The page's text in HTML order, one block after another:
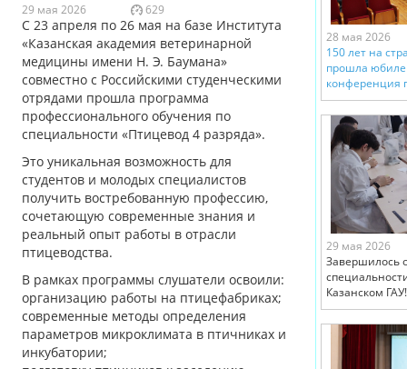
29 мая 2026 629
С 23 апреля по 26 мая на базе Института
«Казанская академия ветеринарной
медицины имени Н. Э. Баумана»
совместно с Российскими студенческими
отрядами прошла программа
профессионального обучения по
специальности «Птицевод 4 разряда».
Это уникальная возможность для
студентов и молодых специалистов
получить востребованную профессию,
сочетающую современные знания и
реальный опыт работы в отрасли
птицеводства.
В рамках программы слушатели освоили:
организацию работы на птицефабриках;
современные методы определения
параметров микроклимата в птичниках и
инкубатории;
28 мая 2026
150 лет на
прошла
конференция
29 мая 2026
Завершилось
Казанском ГАУ!